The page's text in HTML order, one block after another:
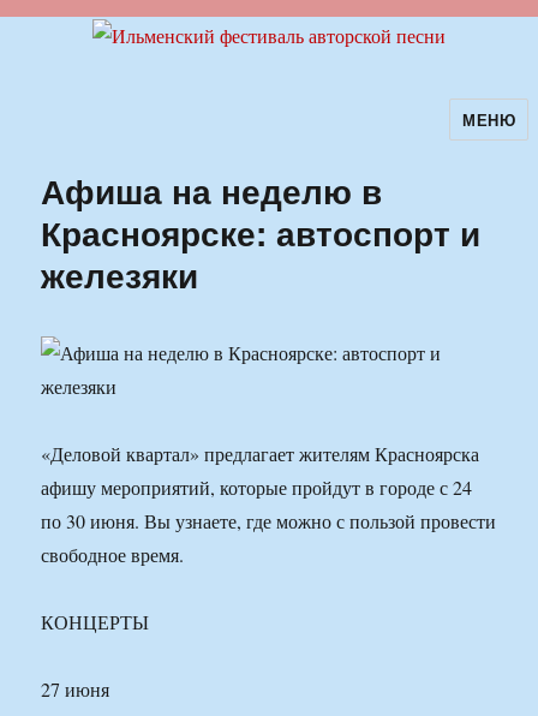
Ильменский фестиваль авторской
песни
МЕНЮ
Афиша на неделю в
Красноярске: автоспорт и
железяки
«Деловой квартал» предлагает жителям Красноярска
афишу мероприятий, которые пройдут в городе с 24
по 30 июня. Вы узнаете, где можно с пользой провести
свободное время.
КОНЦЕРТЫ
27 июня